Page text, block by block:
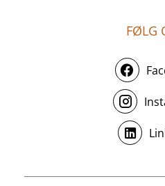
FØLG